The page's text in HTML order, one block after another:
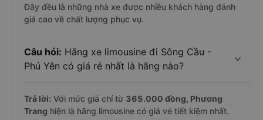
Đây đều là những nhà xe được nhiều khách hàng đánh
giá cao về chất lượng phục vụ.
Câu hỏi: Hãng xe limousine đi Sông Cầu -
Phú Yên có giá rẻ nhất là hãng nào?
Trả lời: Với mức giá chỉ từ 365.000 đồng, Phương
Trang hiện là hãng limousine có giá vé tiết kiệm nhất.